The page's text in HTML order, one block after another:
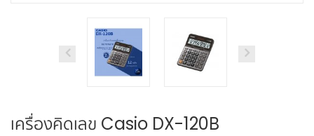
เครื่องคิดเลข Casio DX-120B